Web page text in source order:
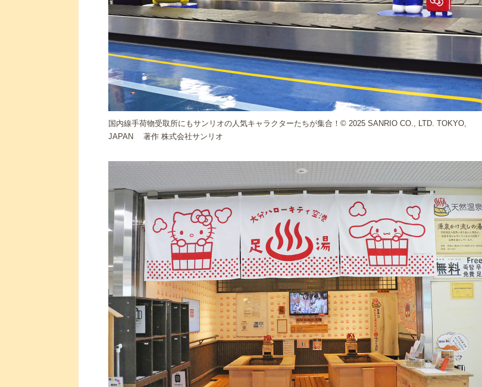
国内線手荷物受取所にもサンリオの人気キャラクターたちが集合！© 2025 SANRIO CO., LTD. TOKYO,
JAPAN 著作 株式会社サンリオ